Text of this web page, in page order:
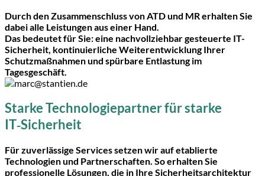
Durch den Zusammenschluss von ATD und MR erhalten Sie
dabei alle Leistungen aus einer Hand.
Das bedeutet für Sie: eine nachvollziehbar gesteuerte IT-
Sicherheit, kontinuierliche Weiterentwicklung Ihrer
Schutzmaßnahmen und spürbare Entlastung im
Tagesgeschäft.
Starke Technologiepartner für starke
IT‑Sicherheit
Für zuverlässige Services setzen wir auf etablierte
Technologien und Partnerschaften. So erhalten Sie
professionelle Lösungen, die in Ihre Sicherheitsarchitektur